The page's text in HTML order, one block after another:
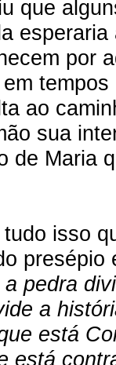
que
esperaria
por
ao
sua
de Maria
isso
pedra
a
está
está